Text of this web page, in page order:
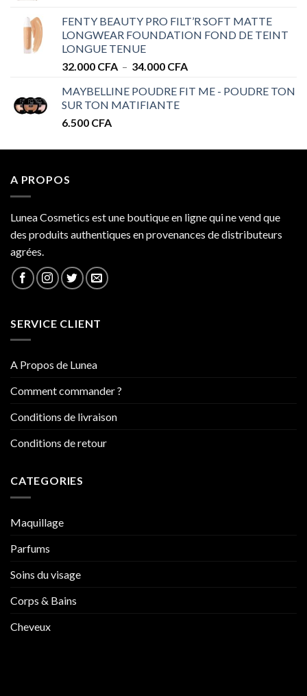
28.000 CFA
à
FENTY BEAUTY PRO FILT’R SOFT MATTE
LONGWEAR FOUNDATION FOND DE TEINT
LONGUE TENUE
32.000 CFA – 34.000 CFAPlage
prix :
MAYBELLINE POUDRE FIT ME - POUDRE TON
SUR TON MATIFIANTE
6.500 CFA
A PROPOS
Lunea Cosmetics est une boutique en ligne qui ne vend que
des produits authentiques en provenances de distributeurs
agrées.
SERVICE CLIENT
A Propos de Lunea
Comment commander ?
Conditions de livraison
Conditions de retour
CATEGORIES
Maquillage
Parfums
Soins du visage
Corps & Bains
Cheveux